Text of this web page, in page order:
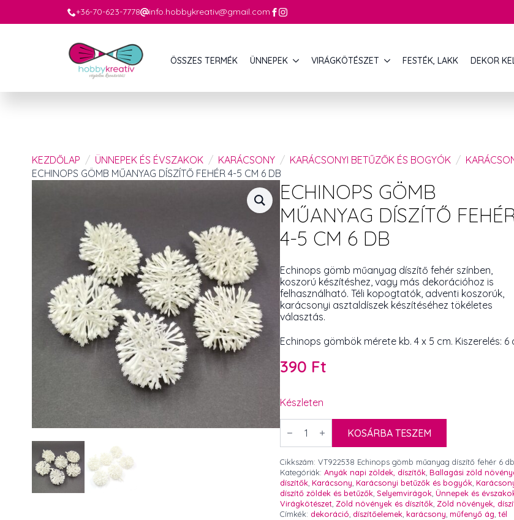
+36-70-623-7778 info.hobbykreativ@gmail.com
ÖSSZES TERMÉK ÜNNEPEK VIRÁGKÖTÉSZET FESTÉK, LAKK DEKOR
KEZDŐLAP ÜNNEPEK ÉS ÉVSZAKOK KARÁCSONY KARÁCSONYI BETŰZŐK ÉS BOGYÓK
ECHINOPS GÖMB MŰANYAG DÍSZÍTŐ FEHÉR 4-5 CM 6 DB
ECHINOPS GÖMB
MŰANYAG DÍSZÍTŐ
4-5 CM 6 DB
Echinops gömb műanyag díszítő fehér színben,
koszorú készítéshez, vagy más dekorációhoz is
felhasználható. Téli kopogtatók, adventi koszorúk,
karácsonyi asztaldíszek készítéséhez tökéletes
választás.
Echinops gömbök mérete kb. 4 x 5 cm. Kiszerelés: 6
390 Ft
Készleten
Echinops
gömb
fehér
4-
5
cm
6
db
KOSÁRBA TESZEM
Cikkszám: VT922538 Echinops gömb műanyag díszítő fehér 6 db
Kategóriák: Anyák napi zöldek, díszítők, Ballagási zöld
díszítők, Karácsony, Karácsonyi betűzők és bogyók,
díszítő zöldek és betűzők, Selyemvirágok, Ünnepek és
Virágkötészet, Zöld növények és díszítők, Zöld növények,
Címkék: dekoráció, díszítőelemek, karácsony, műfenyő ág, tél